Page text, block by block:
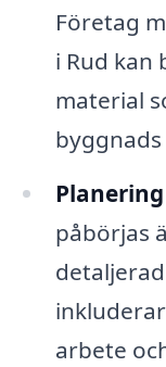
Företag
i Rud kan
material
påbörjas
arbete